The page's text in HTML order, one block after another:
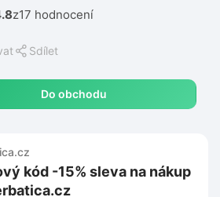
Sdílet
Do obchodu
z17 hodnocení
kód -15% sleva na nákup